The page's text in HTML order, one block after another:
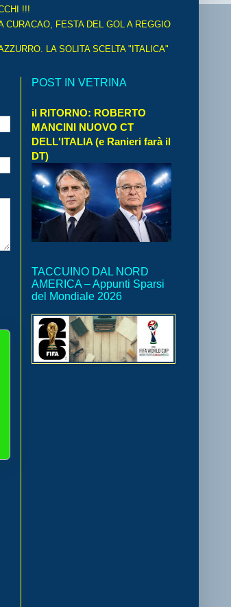
!!!
CURACAO, FESTA DEL GOL A REGGIO
LA SOLITA SCELTA "ITALICA"
POST IN VETRINA
il RITORNO: ROBERTO
MANCINI NUOVO CT
DELL'ITALIA (e Ranieri farà il
DT)
TACCUINO DAL NORD
AMERICA – Appunti Sparsi
del Mondiale 2026